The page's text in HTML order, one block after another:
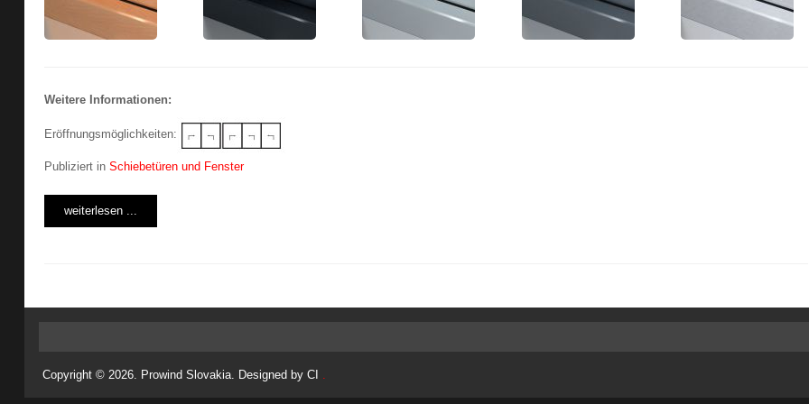
Weitere Informationen:
Eröffnungsmöglichkeiten:
Publiziert in Schiebetüren und Fenster
weiterlesen ...
Copyright © 2026. Prowind Slovakia. Designed by CI .